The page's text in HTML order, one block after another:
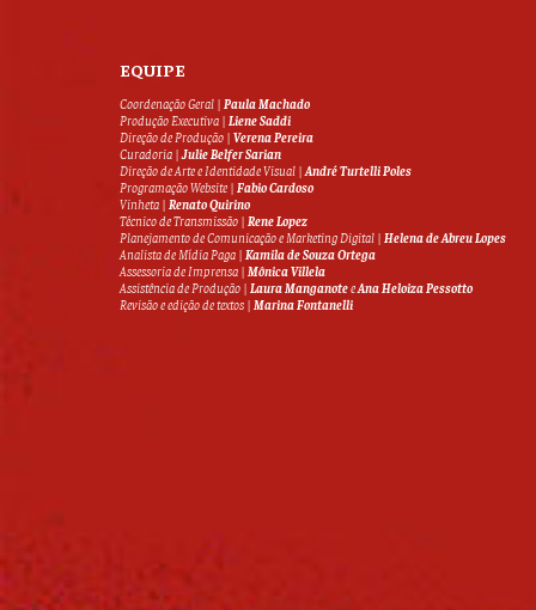
EQUIPE
Coordenação Geral | Paula Machado
Produção Executiva | Liene Saddi
Direção de Produção | Verena Pereira
Curadoria | Julie Belfer Sarian
Direção de Arte e Identidade Visual | André Turtelli Poles
Programação Website | Fabio Cardoso
Vinheta | Renato Quirino
Técnico de Transmissão | Rene Lopez
Planejamento de Comunicação e Marketing Digital | Helena de Abreu Lopes
Analista de Mídia Paga | Kamila de Souza Ortega
Assessoria de Imprensa | Mônica Villela
Assistência de Produção | Laura ManganoteeAna Heloiza Pessotto
Revisão e edição de textos | Marina Fontanelli